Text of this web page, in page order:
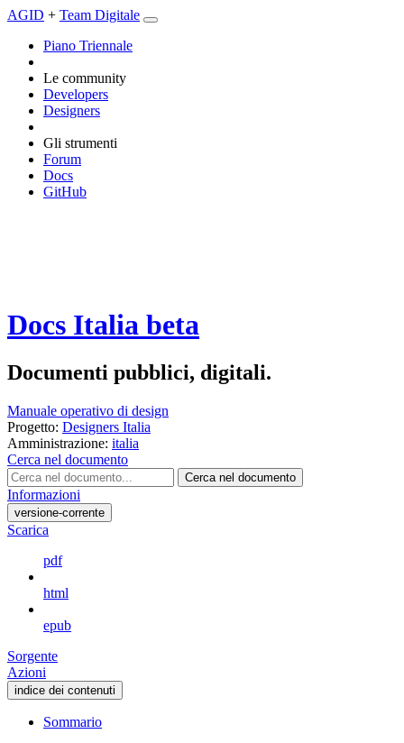
AGID + Team Digitale
Piano Triennale
Le community
Developers
Designers
Gli strumenti
Forum
Docs
GitHub
Docs Italia beta
Documenti pubblici, digitali.
Manuale operativo di design
Progetto: Designers Italia
Amministrazione: italia
Cerca nel documento
Cerca nel documento
Informazioni
versione-corrente
Scarica
pdf
html
epub
Sorgente
Azioni
indice dei contenuti
Sommario